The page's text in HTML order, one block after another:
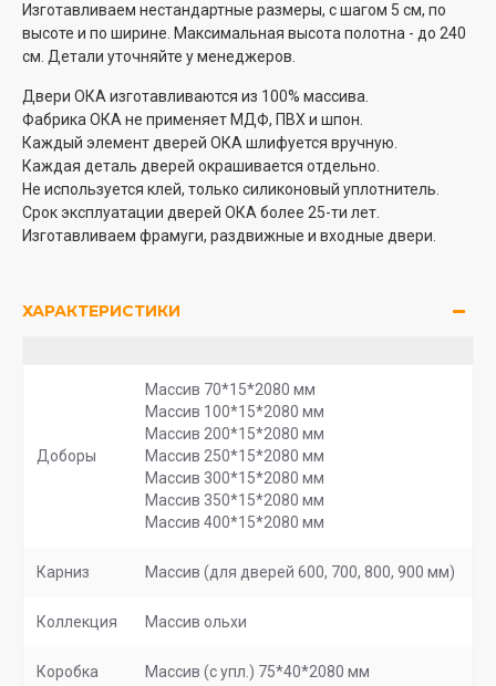
Изготавливаем нестандартные размеры, с шагом 5 см, по
высоте и по ширине. Максимальная высота полотна - до 240
см. Детали уточняйте у менеджеров.
Двери ОКА изготавливаются из 100% массива.
Фабрика ОКА не применяет МДФ, ПВХ и шпон.
Каждый элемент дверей ОКА шлифуется вручную.
Каждая деталь дверей окрашивается отдельно.
Не используется клей, только силиконовый уплотнитель.
Срок эксплуатации дверей ОКА более 25-ти лет.
Изготавливаем фрамуги, раздвижные и входные двери.
ХАРАКТЕРИСТИКИ
Доборы
Массив 70*15*2080 мм
Массив 100*15*2080 мм
Массив 200*15*2080 мм
Массив 250*15*2080 мм
Массив 300*15*2080 мм
Массив 350*15*2080 мм
Массив 400*15*2080 мм
Карниз Массив (для дверей 600, 700, 800, 900 мм)
Коллекция Массив ольхи
Коробка Массив (с упл.) 75*40*2080 мм